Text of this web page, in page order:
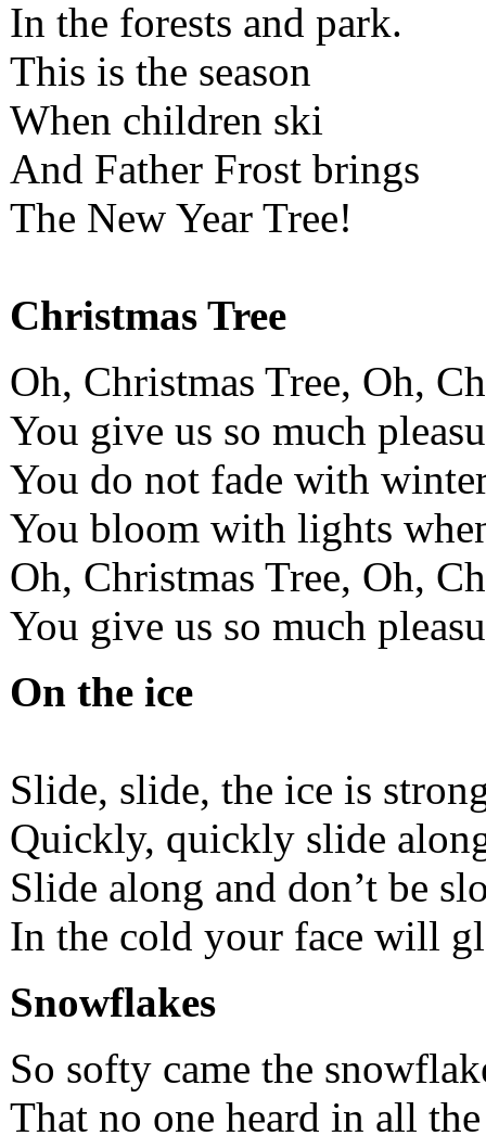
In the forests and park.
This is the season
When children ski
And Father Frost brings
The New Year Tree!
Christmas Tree
Oh, Christmas Tree, Oh,
You give us so much
You do not fade with
You bloom with lights
Oh, Christmas Tree, Oh,
You give us so much
On the ice
Slide, slide, the ice is
Quickly, quickly slide
Slide along and don’t be
In the cold your face will
Snowflakes
So softy came the
That no one heard in all